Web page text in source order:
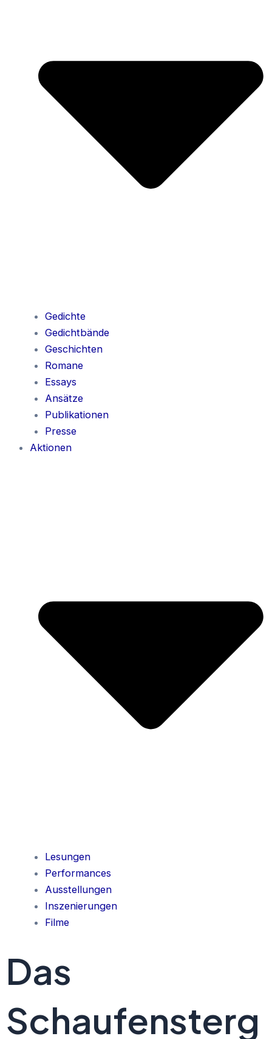
Gedichte
Gedichtbände
Geschichten
Romane
Essays
Ansätze
Publikationen
Presse
Aktionen
Lesungen
Performances
Ausstellungen
Inszenierungen
Filme
Das
Schaufensterg